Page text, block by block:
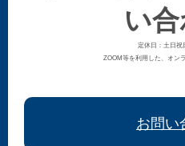
い
定休日：土日祝
ZOOM等を利用した、オン
お問い